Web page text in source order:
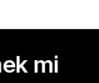
mi